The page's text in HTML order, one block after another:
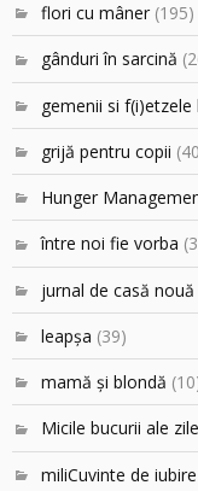
flori cu mâner (195)
gânduri în sarcină
gemenii si f(i)etzele
grijă pentru copii
Hunger
între noi fie vorba
jurnal de casă nouă
leapşa (39)
mamă şi blondă
Micile bucurii ale
miliCuvinte de iubire